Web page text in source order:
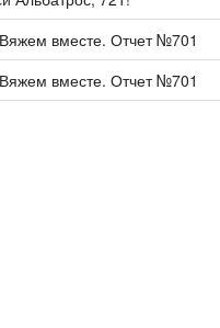
вместе. Отчет №701
вместе. Отчет №701